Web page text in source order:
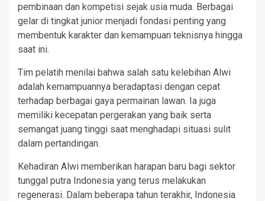
pembinaan dan kompetisi sejak usia muda. Berbagai
gelar di tingkat junior menjadi fondasi penting yang
membentuk karakter dan kemampuan teknisnya hingga
saat ini.
Tim pelatih menilai bahwa salah satu kelebihan Alwi
adalah kemampuannya beradaptasi dengan cepat
terhadap berbagai gaya permainan lawan. Ia juga
memiliki kecepatan pergerakan yang baik serta
semangat juang tinggi saat menghadapi situasi sulit
dalam pertandingan.
Kehadiran Alwi memberikan harapan baru bagi sektor
tunggal putra Indonesia yang terus melakukan
regenerasi. Dalam beberapa tahun terakhir, Indonesia